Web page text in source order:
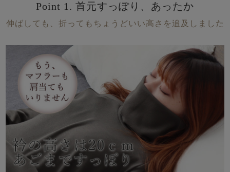
Point 1. 首元すっぽり、あったか
伸ばしても、折ってもちょうどいい高さを追及しました